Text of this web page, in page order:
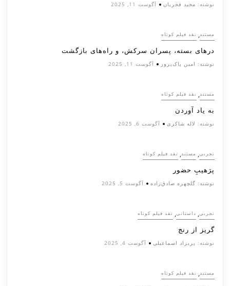
نوشته: مجید فخریان آگوست 11, 2025
مستند, نقد فیلم کوتاه
درهای بسته، پسران سرکش، و راه‌های بازگشت
نوشته: امین پاک‌پرور آگوست 11, 2025
مستند, نقد فیلم کوتاه
به یاد آوردن
نوشته: لاله شاکری آگوست 6, 2025
تجربی, مستند, نقد فیلم کوتاه
پرَهیب‌ِ حضور
نوشته: گلچهره صادق‌زاده آگوست 5, 2025
تجربی, داستانی, نقد فیلم کوتاه
گریز از رنج
نوشته: پریزاد اسماعیلی آگوست 4, 2025
مستند, نقد فیلم کوتاه